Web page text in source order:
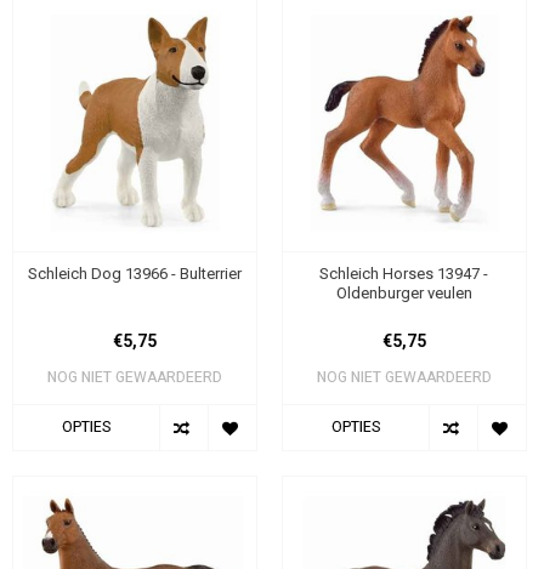
Schleich Dog 13966 - Bulterrier
€5,75
NOG NIET GEWAARDEERD
OPTIES
Schleich Horses 13947 -
Oldenburger veulen
€5,75
NOG NIET GEWAARDEERD
OPTIES